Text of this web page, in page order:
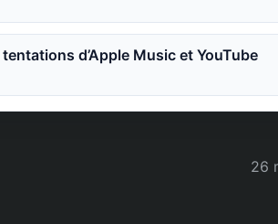
d’Apple Music et YouTube
26